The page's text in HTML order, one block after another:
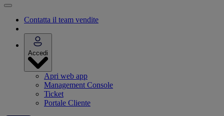
Contatta il team vendite
Accedi
Apri web app
Management Console
Ticket
Portale Cliente